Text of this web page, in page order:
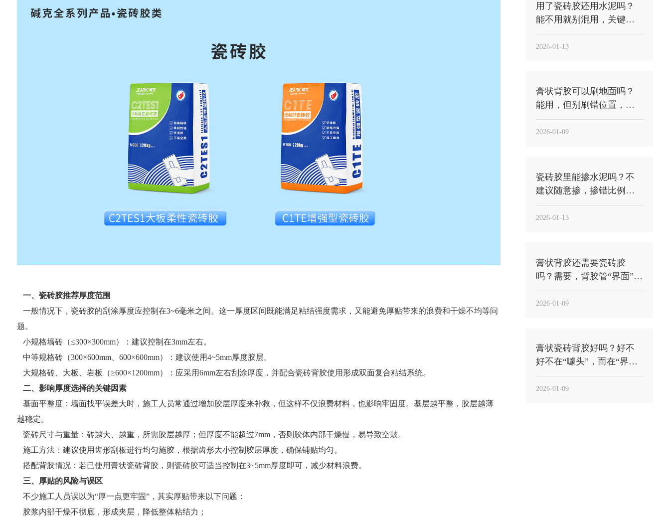
一、瓷砖胶推荐厚度范围
一般情况下，瓷砖胶的刮涂厚度应控制在3~6毫米之间。这一厚度区间既能满足粘结强度需求，又能避免厚贴带来的浪费和干燥不均等问
题。
小规格墙砖（≤300×300mm）：建议控制在3mm左右。
中等规格砖（300×600mm、600×600mm）：建议使用4~5mm厚度胶层。
大规格砖、大板、岩板（≥600×1200mm）：应采用6mm左右刮涂厚度，并配合瓷砖背胶使用形成双面复合粘结系统。
二、影响厚度选择的关键因素
基面平整度：墙面找平误差大时，施工人员常通过增加胶层厚度来补救，但这样不仅浪费材料，也影响牢固度。基层越平整，胶层越薄
越稳定。
瓷砖尺寸与重量：砖越大、越重，所需胶层越厚；但厚度不能超过7mm，否则胶体内部干燥慢，易导致空鼓。
施工方法：建议使用齿形刮板进行均匀施胶，根据齿形大小控制胶层厚度，确保铺贴均匀。
搭配背胶情况：若已使用膏状瓷砖背胶，则瓷砖胶可适当控制在3~5mm厚度即可，减少材料浪费。
三、厚贴的风险与误区
不少施工人员误以为“厚一点更牢固”，其实厚贴带来以下问题：
胶浆内部干燥不彻底，形成夹层，降低整体粘结力；
用了瓷砖胶还用水泥吗？
能不用就别混用，关键
看“工法”与“用途”
2026-01-13
膏状背胶可以刷地面吗？
能用，但别刷错位置，关
键是“刷砖背”不是“刷地面
基层”
2026-01-09
瓷砖胶里能掺水泥吗？不
建议随意掺，掺错比例反
而更容易空鼓
2026-01-13
膏状背胶还需要瓷砖胶
吗？需要，背胶管“界面”，
瓷砖胶管“承托粘结”
2026-01-09
膏状瓷砖背胶好吗？好不
好不在“噱头”，而在“界面
稳定性”能不能落到工地
2026-01-09